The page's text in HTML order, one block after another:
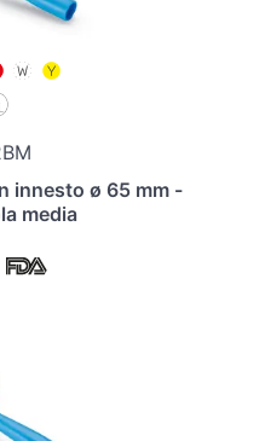
innesto ø 65 mm -
media